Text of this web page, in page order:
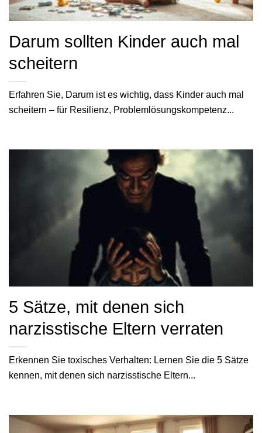
Darum sollten Kinder auch mal
scheitern
Erfahren Sie, Darum ist es wichtig, dass Kinder auch mal
scheitern – für Resilienz, Problemlösungskompetenz...
5 Sätze, mit denen sich
narzisstische Eltern verraten
Erkennen Sie toxisches Verhalten: Lernen Sie die 5 Sätze
kennen, mit denen sich narzisstische Eltern...